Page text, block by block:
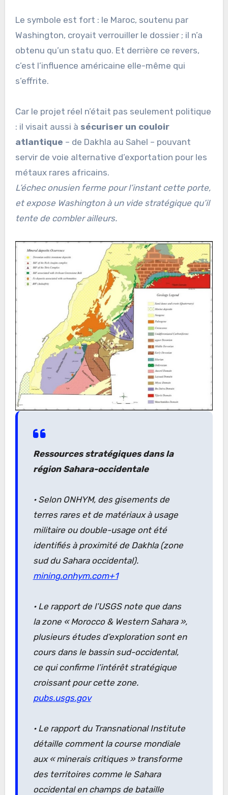
Le symbole est fort : le Maroc, soutenu par
Washington, croyait verrouiller le dossier ; il n’a
obtenu qu’un statu quo. Et derrière ce revers,
c’est l’influence américaine elle-même qui
s’effrite.
Car le projet réel n’était pas seulement politique
: il visait aussi à sécuriser un couloir
atlantique – de Dakhla au Sahel – pouvant
servir de voie alternative d’exportation pour les
métaux rares africains.
L’échec onusien ferme pour l’instant cette porte,
et expose Washington à un vide stratégique qu’il
tente de combler ailleurs.
Ressources stratégiques dans la
région Sahara-occidentale
• Selon ONHYM, des gisements de
terres rares et de matériaux à usage
militaire ou double-usage ont été
identifiés à proximité de Dakhla (zone
sud du Sahara occidental).
mining.onhym.com+1
• Le rapport de l’USGS note que dans
la zone « Morocco & Western Sahara »,
plusieurs études d’exploration sont en
cours dans le bassin sud-occidental,
ce qui confirme l’intérêt stratégique
croissant pour cette zone.
pubs.usgs.gov
• Le rapport du Transnational Institute
détaille comment la course mondiale
aux « minerais critiques » transforme
des territoires comme le Sahara
occidental en champs de bataille